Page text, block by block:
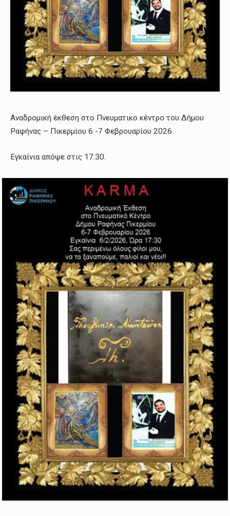
Αναδρομική έκθεση στο Πνευματικο κέντρο του Δήμου
Ραφήνας – Πικερμίου 6 -7 Φεβρουαρίου 2026.
Εγκαίνια απόψε στις 17:30.